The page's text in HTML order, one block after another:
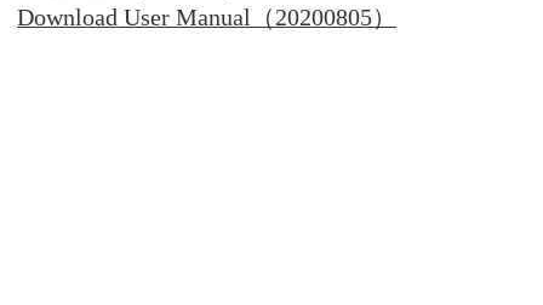
Download User Manual（20200805）